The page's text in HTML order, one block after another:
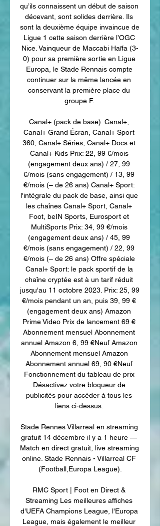
qu’ils connaissent un début de saison
décevant, sont solides derrière. Ils
sont la deuxième équipe invaincue de
Ligue 1 cette saison derrière l’OGC
Nice. Vainqueur de Maccabi Haïfa (3-
0) pour sa première sortie en Ligue
Europa, le Stade Rennais compte
continuer sur la même lancée en
conservant la première place du
groupe F.
Canal+ (pack de base): Canal+,
Canal+ Grand Écran, Canal+ Sport
360, Canal+ Séries, Canal+ Docs et
Canal+ Kids Prix: 22, 99 €/mois
(engagement deux ans) / 27, 99
€/mois (sans engagement) / 13, 99
€/mois (– de 26 ans) Canal+ Sport:
l'intégrale du pack de base, ainsi que
les chaînes Canal+ Sport, Canal+
Foot, beIN Sports, Eurosport et
MultiSports Prix: 34, 99 €/mois
(engagement deux ans) / 45, 99
€/mois (sans engagement) / 22, 99
€/mois (– de 26 ans) Offre spéciale
Canal+ Sport: le pack sportif de la
chaîne cryptée est à un tarif réduit
jusqu'au 11 octobre 2023. Prix: 25, 99
€/mois pendant un an, puis 39, 99 €
(engagement deux ans) Amazon
Prime Video Prix de lancement 69 €
Abonnement mensuel Abonnement
annuel Amazon 6, 99 €Neuf Amazon
Abonnement mensuel Amazon
Abonnement annuel 69, 90 €Neuf
Fonctionnement du tableau de prix
Désactivez votre bloqueur de
publicités pour accéder à tous les
liens ci-dessus.
Stade Rennes Villarreal en streaming
gratuit 14 décembre il y a 1 heure —
Match en direct gratuit, live streaming
online. Stade Rennais - Villarreal CF
(Football,Europa League).
RMC Sport | Foot en Direct &
Streaming Les meilleures affiches
d'UEFA Champions League, l'Europa
League, mais également le meilleur